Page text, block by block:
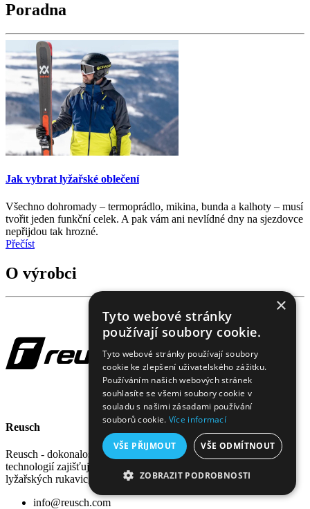
Poradna
Jak vybrat lyžařské oblečení
Všechno dohromady – termoprádlo, mikina, bunda a kalhoty – musí
tvořit jeden funkční celek. A pak vám ani nevlídné dny na sjezdovce
nepřijdou tak hrozné.
Přečíst
O výrobci
Reusch
Reusch - dokonalost provedení s využitím nejmodernějších
technologií zajišťuje mimořádnou spolehlivost a pohodlnost
lyžařských rukavic, na které je spoleh za jakéhokoliv počasí.
info@reusch.com
×
Tyto webové stránky
používají soubory cookie.
Tyto webové stránky používají soubory
cookie ke zlepšení uživatelského zážitku.
Používáním našich webových stránek
souhlasíte se všemi soubory cookie v
souladu s našimi zásadami používání
souborů cookie. Více informací
VŠE PŘIJMOUT VŠE ODMÍTNOUT
ZOBRAZIT PODROBNOSTI
NEZBYTNĚ NUTNÉ SOUBORY